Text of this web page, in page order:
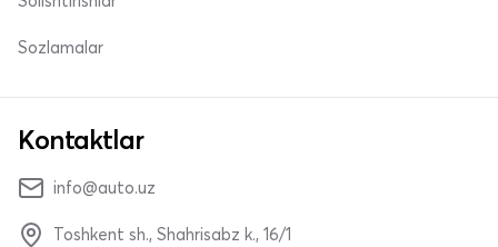
Sozlamalar
Kontaktlar
info@auto.uz
Toshkent sh., Shahrisabz k., 16/1